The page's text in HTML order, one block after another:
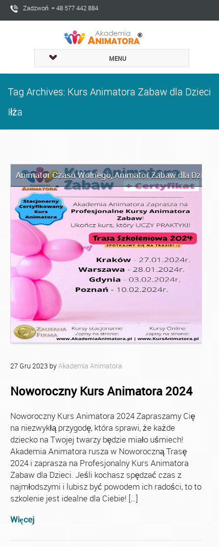
Zadzwoń + 48 577 442 884
MENU
Tag Archives: Kurs Animatora Zabaw dla Dzieci
Iłża
Animator Czasu Wolnego,Animator Zabaw dla Dzieci
27 Gru 2023 byAkademia Animatora
Noworoczny Kurs Animatora 2024
Noworoczny Kurs Animatora 2024 Zapraszamy Cię
na niezwykłą przygodę, która sprawi, że każde
dziecko na Twojej twarzy będzie miało uśmiech!
Akademia Animatora rusza w Noworoczną Trasę
2024 i zaprasza na Profesjonalny Kurs Animatora
Zabaw dla Dzieci. Jeśli kochasz spędzać czas z
najmłodszymi i lubisz być powodem ich radości, to to
szkolenie jest idealne dla Ciebie! […]
Więcej